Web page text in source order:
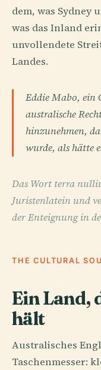
dem, was Sydney
was das Inland
unvollendete
Landes.
Eddie Mabo, ein
australische
hinzunehmen,
wurde, als hätte
Das Wort terra
Juristenlatein und
der Enteignung in
THE CULTURAL
Ein Land,
hält
Australisches
Taschenmesser: